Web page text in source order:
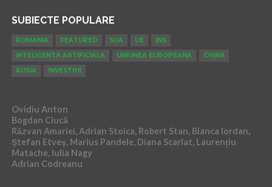
SUBIECTE POPULARE
ROMANIA FEATURED SUA UE
INS
INTELIGENTA ARTIFICIALA
UNIUNEA EUROPEANA
CHINA
RUSIA
INVESTIȚII
Ovidiu Anton
Bogdan Ciucă
Răzvan Amariei, Adrian Stoica, Robert Stan, Bianca Iordan,
Ștefan Etveș, Marius Pandele, Diana Scarlat, Laurențiu
Matache, Iulia Nagy
Adrian Codreanu